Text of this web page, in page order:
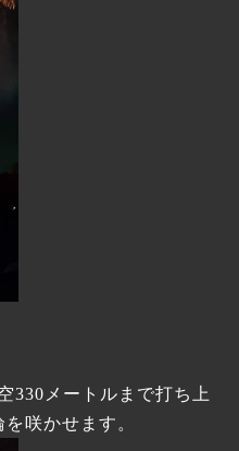
330メートルまで打ち上
咲かせます。